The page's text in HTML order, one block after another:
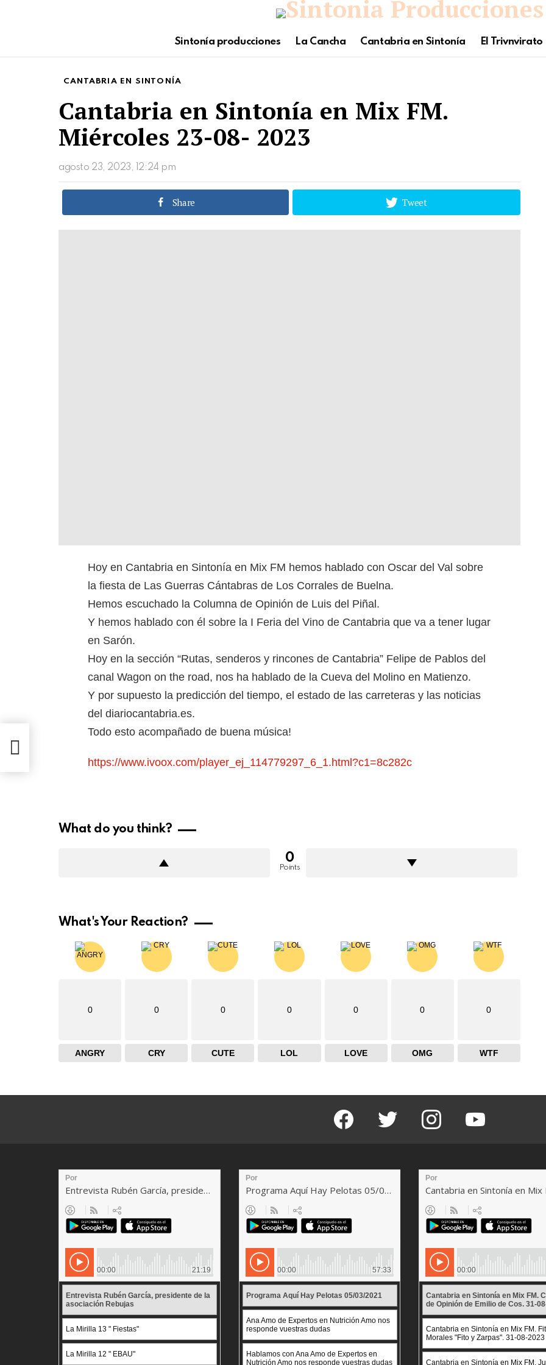
Sintonía producciones La Cancha Cantabria en Sintonía El Trivnvirato
CANTABRIA EN SINTONÍA
Cantabria en Sintonía en Mix FM.
Miércoles 23-08- 2023
agosto 23, 2023, 12:24 pm
Share Tweet
Hoy en Cantabria en Sintonía en Mix FM hemos hablado con Oscar del Val sobre
la fiesta de Las Guerras Cántabras de Los Corrales de Buelna.
Hemos escuchado la Columna de Opinión de Luis del Piñal.
Y hemos hablado con él sobre la I Feria del Vino de Cantabria que va a tener lugar
en Sarón.
Hoy en la sección “Rutas, senderos y rincones de Cantabria” Felipe de Pablos del
canal Wagon on the road, nos ha hablado de la Cueva del Molino en Matienzo.
Y por supuesto la predicción del tiempo, el estado de las carreteras y las noticias
del diariocantabria.es.
Todo esto acompañado de buena música!
https://www.ivoox.com/player_ej_114779297_6_1.html?c1=8c282c
What do you think?
0
Points
What's Your Reaction?
0
ANGRY
0
CRY
0
CUTE
0
LOL
0
LOVE
0
OMG
0
WTF
facebook twitter instagram youtube